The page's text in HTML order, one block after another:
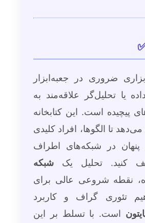
ضروری در جعبه‌ابزار
یا تحلیل‌گر علاقه‌مند به
پیچیده است. این کتابخانه
تا الگوها، افراد کلیدی
پنهان در شبکه‌های اطراف
کنید. تحلیل یک شبکه
نقطه شروعی عالی برای
تئوری گراف و کاربرد
است. با تسلط بر این